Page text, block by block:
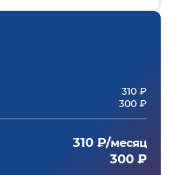
310 ₽
300 ₽
310 ₽/месяц
300 ₽